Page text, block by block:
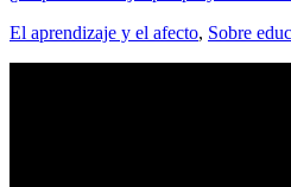
El aprendizaje y el afecto, Sobre